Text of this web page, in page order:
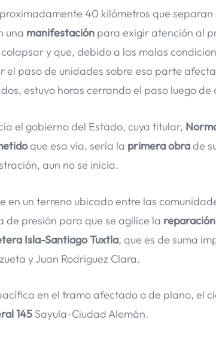
40 kilómetros que
una manifestación para exigir atención al
y que, debido a las malas
paso de unidades sobre esa parte
estuvo horas cerrando el paso luego
el gobierno del Estado, cuya titular,
que esa vía, sería la primera obrade
aun no se inicia.
en un terreno ubicado entre las
presión para que se agilice la
Isla-Santiago Tuxtla, que es de suma
y Juan Rodriguez Clara.
en el tramo afectado o de plano, el
145 Sayula-Ciudad Alemán.